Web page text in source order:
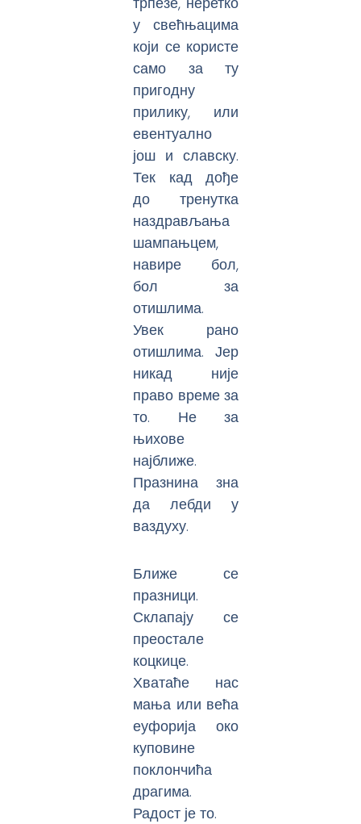
у свећњацима
који се користе
само за ту
пригодну
прилику, или
евентуално
још и славску.
Тек кад дође
до тренутка
наздрављања
шампањцем,
навире бол,
бол за
отишлима.
Увек рано
отишлима. Јер
никад није
право време за
то. Не за
њихове
најближе.
Празнина зна
да лебди у
ваздуху.
Ближе се
празници.
Склапају се
преостале
коцкице.
Хватаће нас
мања или већа
еуфорија око
куповине
поклончића
драгима.
Радост је то.